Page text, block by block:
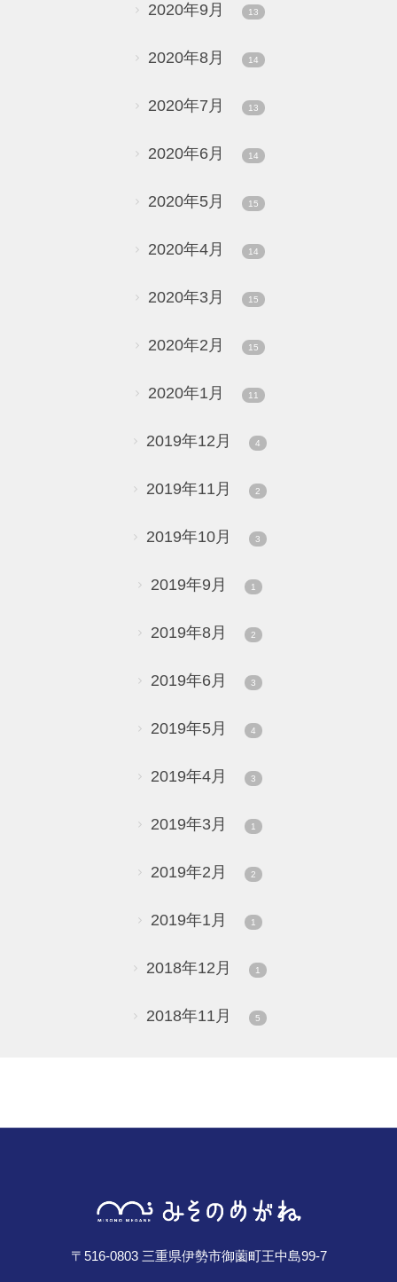
2020年9月 13
2020年8月 14
2020年7月 13
2020年6月 14
2020年5月 15
2020年4月 14
2020年3月 15
2020年2月 15
2020年1月 11
2019年12月 4
2019年11月 2
2019年10月 3
2019年9月 1
2019年8月 2
2019年6月 3
2019年5月 4
2019年4月 3
2019年3月 1
2019年2月 2
2019年1月 1
2018年12月 1
2018年11月 5
〒516-0803 三重県伊勢市御薗町王中島99-7